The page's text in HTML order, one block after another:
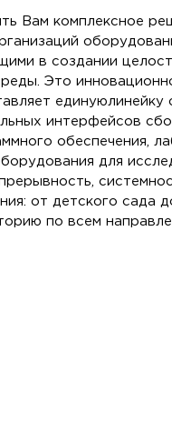
Вам комплексное
в создании
Это
интерфейсов
обеспечения,
для
от детского сада
по всем